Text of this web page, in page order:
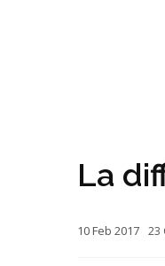
La
10Feb 2017 23